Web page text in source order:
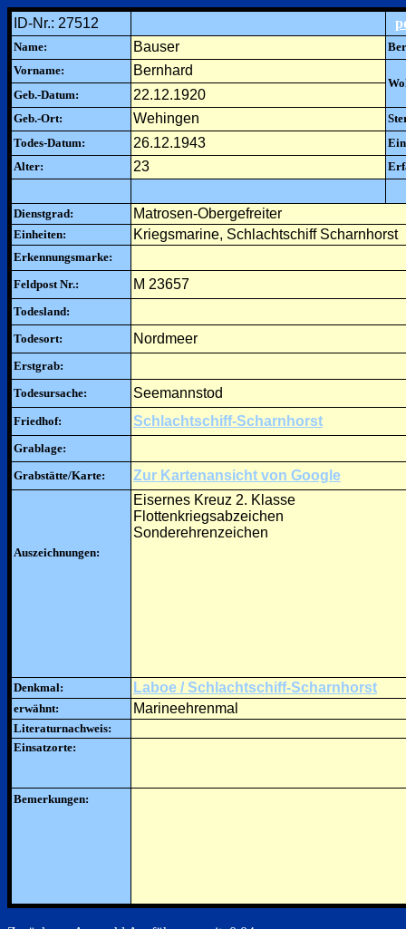
ID-Nr.: 27512
Name: Bauser
Vorname:
Bernhard
Geb.-Datum:
22.12.1920
Geb.-Ort: Wehingen
Todes-Datum:
26.12.1943
Alter:
23
Dienstgrad: Matrosen-Obergefreiter
Einheiten: Kriegsmarine, Schlachtschiff Scharnhorst
Erkennungsmarke:
Feldpost Nr.:
M 23657
Todesland:
Todesort:
Nordmeer
Erstgrab:
Todesursache:
Seemannstod
Friedhof: Schlachtschiff-Scharnhorst
Grablage:
Grabstätte/Karte:
Zur Kartenansicht von Google
Auszeichnungen:
Eisernes Kreuz 2. Klasse
Flottenkriegsabzeichen
Sonderehrenzeichen
Denkmal: Laboe / Schlachtschiff-Scharnhorst
erwähnt: Marineehrenmal
Literaturnachweis:
Einsatzorte:
Bemerkungen: